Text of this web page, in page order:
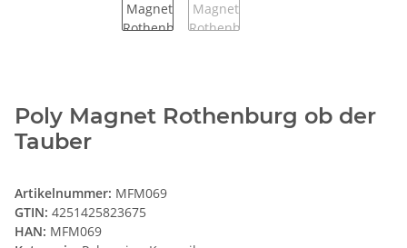
Poly Magnet Rothenburg ob der
Tauber
Artikelnummer: MFM069
GTIN: 4251425823675
HAN: MFM069